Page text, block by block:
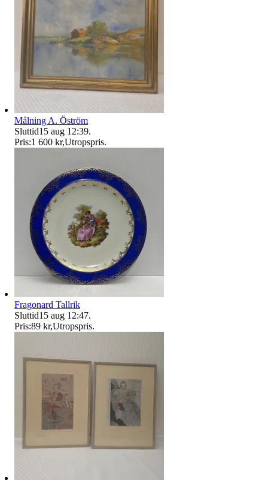
Målning A. Öström
Sluttid15 aug 12:39.
Pris:1 600 kr,Utropspris.
Fragonard Tallrik
Sluttid15 aug 12:47.
Pris:89 kr,Utropspris.